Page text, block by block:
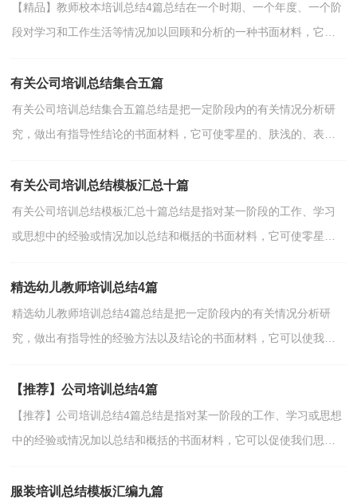
【精品】教师校本培训总结4篇总结在一个时期、一个年度、一个阶
段对学习和工作生活等情况加以回顾和分析的一种书面材料，它是
有关公司培训总结集合五篇
有关公司培训总结集合五篇总结是把一定阶段内的有关情况分析研
究，做出有指导性结论的书面材料，它可使零星的、肤浅的、表面
有关公司培训总结模板汇总十篇
有关公司培训总结模板汇总十篇总结是指对某一阶段的工作、学习
或思想中的经验或情况加以总结和概括的书面材料，它可使零星
精选幼儿教师培训总结4篇
精选幼儿教师培训总结4篇总结是把一定阶段内的有关情况分析研
究，做出有指导性的经验方法以及结论的书面材料，它可以使我们
【推荐】公司培训总结4篇
【推荐】公司培训总结4篇总结是指对某一阶段的工作、学习或思想
中的经验或情况加以总结和概括的书面材料，它可以促使我们思
服装培训总结模板汇编九篇